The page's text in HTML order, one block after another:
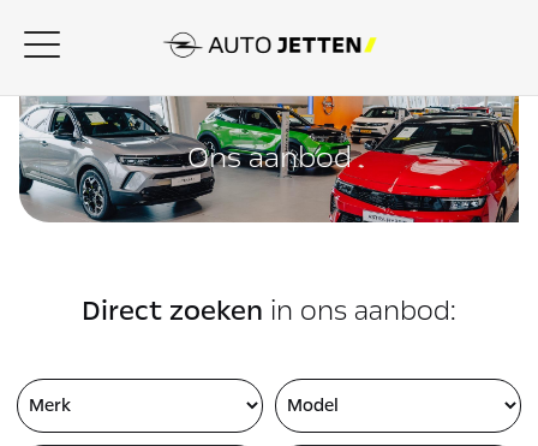
Ons aanbod
Direct zoeken in ons aanbod: